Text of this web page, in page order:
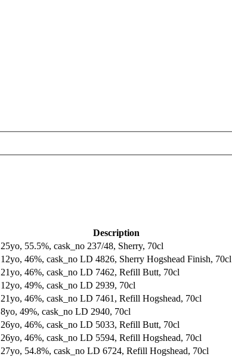
Description
25yo, 55.5%, cask_no 237/48, Sherry, 70cl
12yo, 46%, cask_no LD 4826, Sherry Hogshead Finish, 70cl
21yo, 46%, cask_no LD 7462, Refill Butt, 70cl
12yo, 49%, cask_no LD 2939, 70cl
21yo, 46%, cask_no LD 7461, Refill Hogshead, 70cl
8yo, 49%, cask_no LD 2940, 70cl
26yo, 46%, cask_no LD 5033, Refill Butt, 70cl
26yo, 46%, cask_no LD 5594, Refill Hogshead, 70cl
27yo, 54.8%, cask_no LD 6724, Refill Hogshead, 70cl